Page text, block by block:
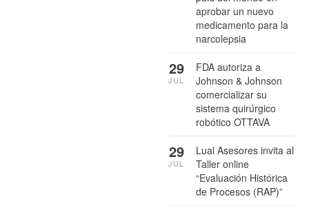
aprobar un nuevo
medicamento para la
narcolepsia
FDA autoriza a
Johnson & Johnson
comercializar su
sistema quirúrgico
robótico OTTAVA
29
JUL
Lual Asesores invita al
Taller online
“Evaluación Histórica
de Procesos (RAP)”
29
JUL